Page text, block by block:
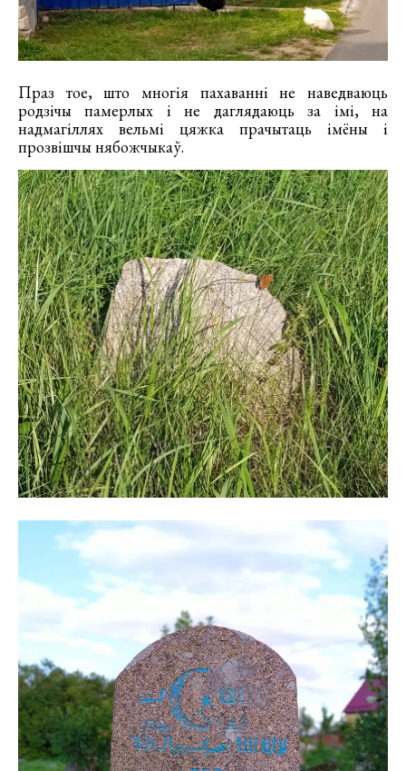
Праз тое, што многія пахаванні не наведваюць
родзічы памерлых і не даглядаюць за імі, на
надмагіллях вельмі цяжка прачытаць імёны і
прозвішчы нябожчыкаў.